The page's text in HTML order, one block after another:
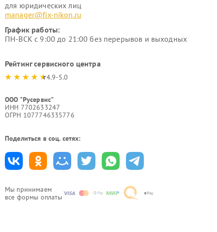
Мы принимаем
все формы оплаты
для юридических лиц
manager@fix-nikon.ru
График работы:
ПН-ВСК с 9:00 до 21:00 без перерывов и выходных
Рейтинг сервисного центра
4.9-5.0
ООО "Русервис"
ИНН 7702633247
ОГРН 1077746335776
Поделиться в соц. сетях: